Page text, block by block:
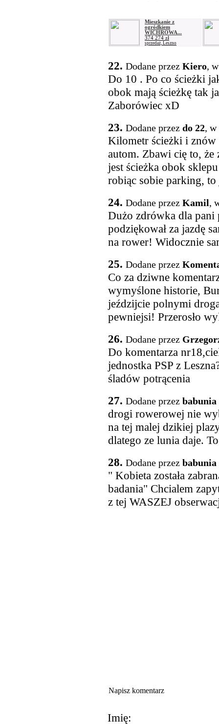
Mieszkanie z
ogródkiem
WICHROWA...
374 274 zł
sprzedaż, Leszno
22. Dodane przez Kiero,
Do 10 . Po co ścieżki
obok mają ścieżkę tak
Zaborówiec xD
23. Dodane przez do 22, w
Kilometr ścieżki i znów
autom. Zbawi cię to, że
jest ścieżka obok
robiąc sobie parking, to
24. Dodane przez Kamil,
Dużo zdrówka dla
podziękował za jazdę
na rower! Widocznie
25. Dodane przez
Co za dziwne
wymyślone historie,
jeździjcie polnymi
pewniejsi! Przerosło
26. Dodane przez
Do komentarza
jednostka PSP z
śladów potrącenia
27. Dodane przez babunia
drogi rowerowej nie
na tej malej dzikiej
dlatego ze lunia daje.
28. Dodane przez babunia
" Kobieta została
badania" Chcialem
z tej WASZEJ
Napisz komentarz
Imię: